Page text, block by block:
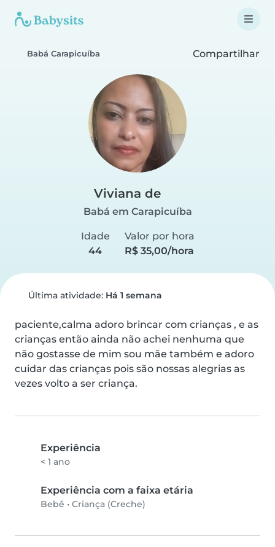
Babá Carapicuíba Compartilhar
Viviana de
Babá em Carapicuíba
Idade
44
Valor por hora
R$ 35,00/hora
Última atividade: Há 1 semana
paciente,calma adoro brincar com crianças , e as
crianças então ainda não achei nenhuma que
não gostasse de mim sou mãe também e adoro
cuidar das crianças pois são nossas alegrias as
vezes volto a ser criança.
Experiência
< 1 ano
Experiência com a faixa etária
Bebê • Criança (Creche)